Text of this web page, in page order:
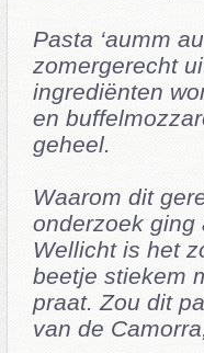
Pasta ‘aumm
zomergerecht
ingrediënten
en
geheel.
Waarom dit
onderzoek ging
Wellicht is het
beetje stiekem
praat. Zou dit
van de